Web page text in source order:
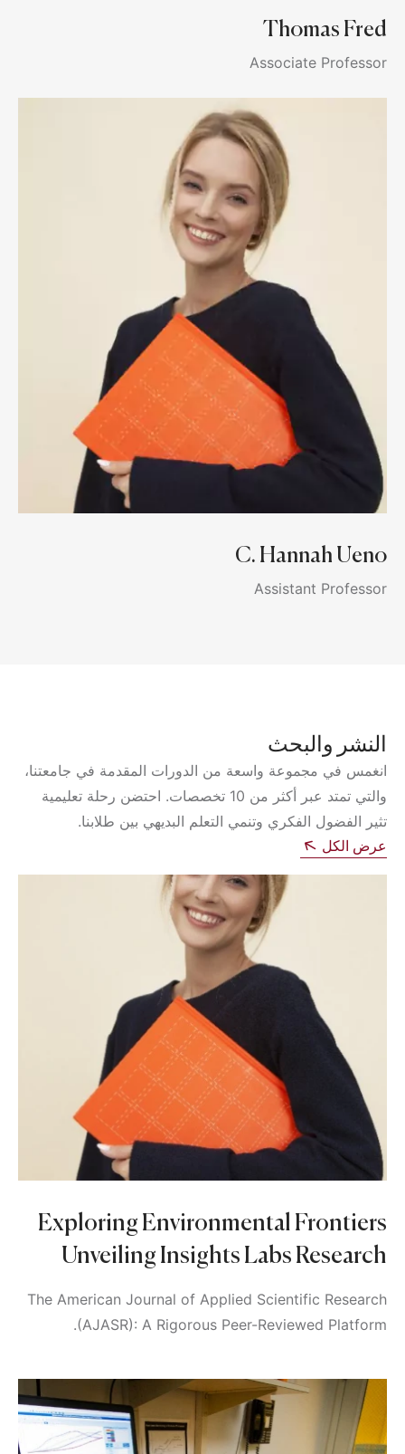
Thomas Fred
Associate Professor
C. Hannah Ueno
Assistant Professor
النشر والبحث
انغمس في مجموعة واسعة من الدورات المقدمة في جامعتنا،
والتي تمتد عبر أكثر من 10 تخصصات. احتضن رحلة تعليمية
تثير الفضول الفكري وتنمي التعلم البديهي بين طلابنا.
عرض الكل
Exploring Environmental Frontiers
Unveiling Insights Labs Research
The American Journal of Applied Scientific Research
(AJASR): A Rigorous Peer-Reviewed Platform.